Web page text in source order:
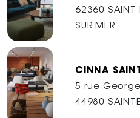
62360 SAINT
SUR MER
CINNA
5 rue
44980 SAINTE